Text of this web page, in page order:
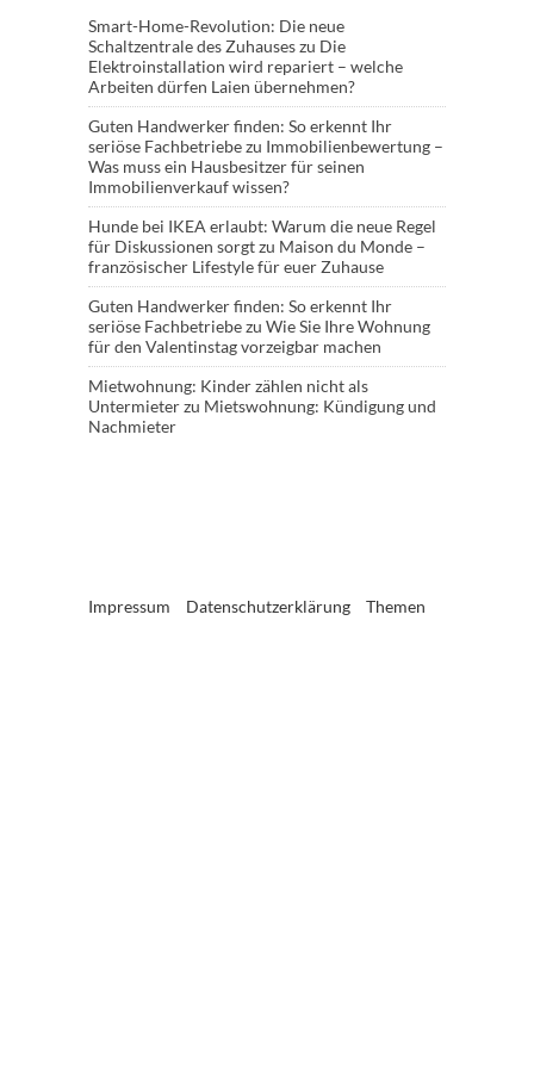
Smart-Home-Revolution: Die neue
Schaltzentrale des Zuhauseszu Die
Elektroinstallation wird repariert – welche
Arbeiten dürfen Laien übernehmen?
Guten Handwerker finden: So erkennt Ihr
seriöse Fachbetriebezu Immobilienbewertung –
Was muss ein Hausbesitzer für seinen
Immobilienverkauf wissen?
Hunde bei IKEA erlaubt: Warum die neue Regel
für Diskussionen sorgtzu Maison du Monde –
französischer Lifestyle für euer Zuhause
Guten Handwerker finden: So erkennt Ihr
seriöse Fachbetriebezu Wie Sie Ihre Wohnung
für den Valentinstag vorzeigbar machen
Mietwohnung: Kinder zählen nicht als
Untermieterzu Mietswohnung: Kündigung und
Nachmieter
Impressum Datenschutzerklärung Themen